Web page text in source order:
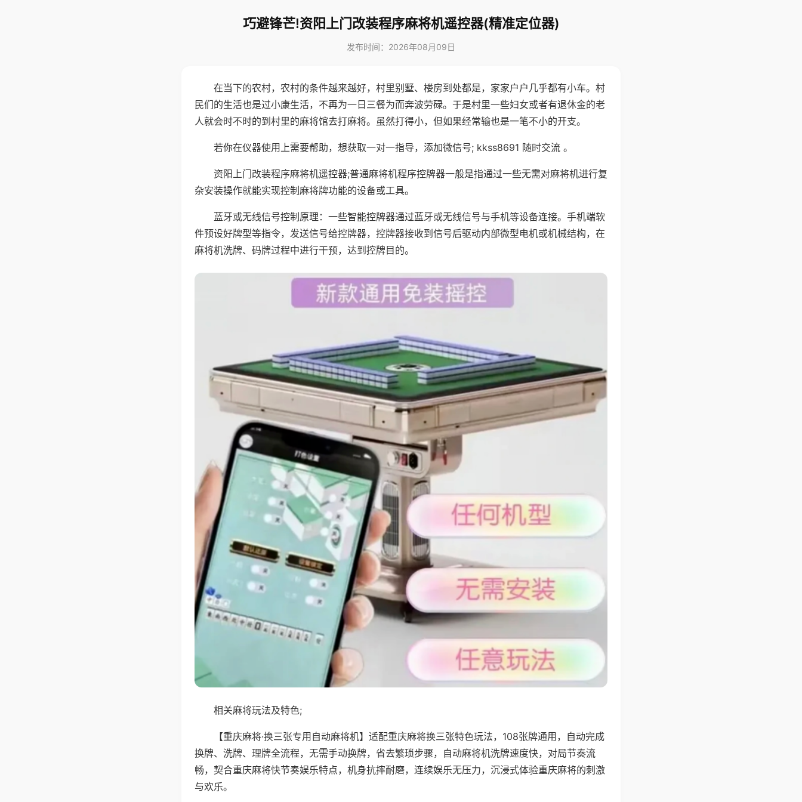
巧避锋芒!资阳上门改装程序麻将机遥控器(精准定位器)
发布时间：2026年08月09日
在当下的农村，农村的条件越来越好，村里别墅、楼房到处都是，家家户户几乎都有小车。村
民们的生活也是过小康生活，不再为一日三餐为而奔波劳碌。于是村里一些妇女或者有退休金的老
人就会时不时的到村里的麻将馆去打麻将。虽然打得小，但如果经常输也是一笔不小的开支。
若你在仪器使用上需要帮助，想获取一对一指导，添加微信号; kkss8691 随时交流 。
资阳上门改装程序麻将机遥控器;普通麻将机程序控牌器一般是指通过一些无需对麻将机进行复
杂安装操作就能实现控制麻将牌功能的设备或工具。
蓝牙或无线信号控制原理：一些智能控牌器通过蓝牙或无线信号与手机等设备连接。手机端软
件预设好牌型等指令，发送信号给控牌器，控牌器接收到信号后驱动内部微型电机或机械结构，在
麻将机洗牌、码牌过程中进行干预，达到控牌目的。
相关麻将玩法及特色;
【重庆麻将·换三张专用自动麻将机】适配重庆麻将换三张特色玩法，108张牌通用，自动完成
换牌、洗牌、理牌全流程，无需手动换牌，省去繁琐步骤，自动麻将机洗牌速度快，对局节奏流
畅，契合重庆麻将快节奏娱乐特点，机身抗摔耐磨，连续娱乐无压力，沉浸式体验重庆麻将的刺激
与欢乐。